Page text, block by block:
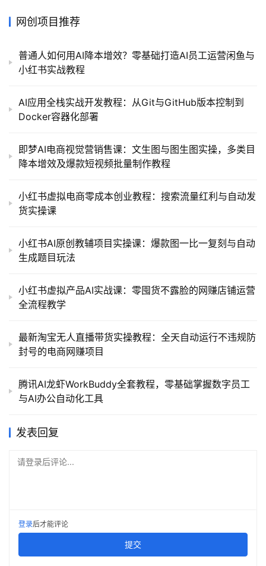
网创项目推荐
普通人如何用AI降本增效？零基础打造AI员工运营闲鱼与
小红书实战教程
AI应用全栈实战开发教程：从Git与GitHub版本控制到
Docker容器化部署
即梦AI电商视觉营销售课：文生图与图生图实操，多类目
降本增效及爆款短视频批量制作教程
小红书虚拟电商零成本创业教程：搜索流量红利与自动发
货实操课
小红书AI原创教辅项目实操课：爆款图一比一复刻与自动
生成题目玩法
小红书虚拟产品AI实战课：零囤货不露脸的网赚店铺运营
全流程教学
最新淘宝无人直播带货实操教程：全天自动运行不违规防
封号的电商网赚项目
腾讯AI龙虾WorkBuddy全套教程，零基础掌握数字员工
与AI办公自动化工具
发表回复
请登录后评论...
登录后才能评论
提交